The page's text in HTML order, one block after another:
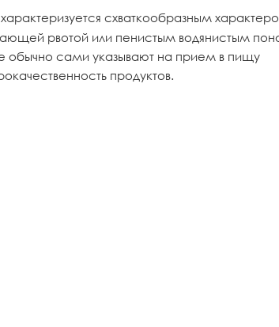
схваткообразным
рвотой или пенистым водянистым
обычно сами указывают на прием в пищу
продуктов.